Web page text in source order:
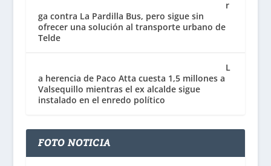
r
ga contra La Pardilla Bus, pero sigue sin
ofrecer una solución al transporte urbano de
Telde
L
a herencia de Paco Atta cuesta 1,5 millones a
Valsequillo mientras el ex alcalde sigue
instalado en el enredo político
FOTO NOTICIA